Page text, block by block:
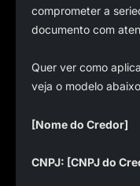
comprometer a
documento com
Quer ver como
veja o modelo
[Nome do Credor]
CNPJ: [CNPJ do